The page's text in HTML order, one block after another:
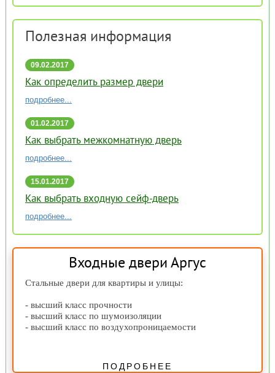
Входные двери Аргус
Стальные двери для квартиры и улицы:
- высший класс прочности
- высший класс по шумоизоляции
- высший класс по воздухопроницаемости
ПОДРОБНЕЕ
Полезная информация
09.02.2017
Как определить размер двери
подробнее...
01.02.2017
17:58
Как выбрать межкомнатную дверь
подробнее...
15.01.2017
15:59
Как выбрать входную сейф-дверь
подробнее...